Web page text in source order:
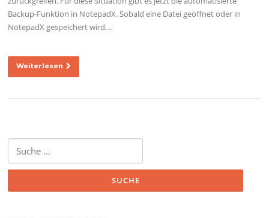
Backup-Funktion in NotepadX. Sobald eine Datei geöffnet oder in
NotepadX gespeichert wird,…
Weiterlesen
nach: